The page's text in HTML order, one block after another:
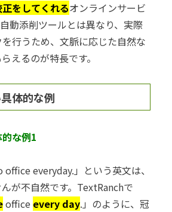
をしてくれるオンラインサービ
動添削ツールとは異なり、実際
行うため、文脈に応じた自然な
えるのが特長です。
体的な例
な例1
everyday.」という英文は、
が不自然です。TextRanchで
office every day.」のように、冠